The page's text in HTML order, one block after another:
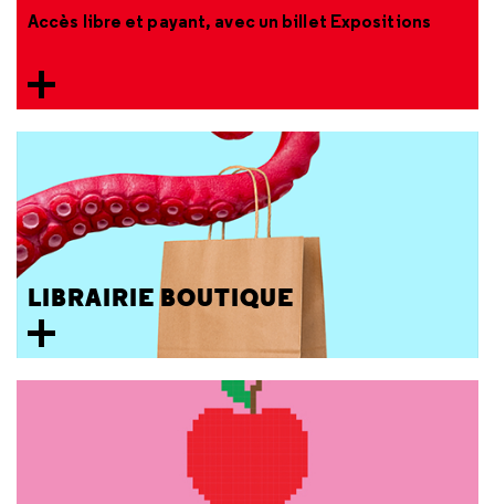
Accès libre et payant, avec un billet Expositions
LIBRAIRIE BOUTIQUE